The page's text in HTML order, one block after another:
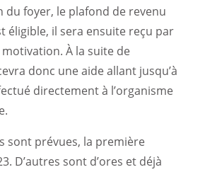
du foyer, le plafond de revenu
éligible, il sera ensuite reçu par
À la suite de
donc une aide allant jusqu’à
directement à l’organisme
sont prévues, la première
D’autres sont d’ores et déjà